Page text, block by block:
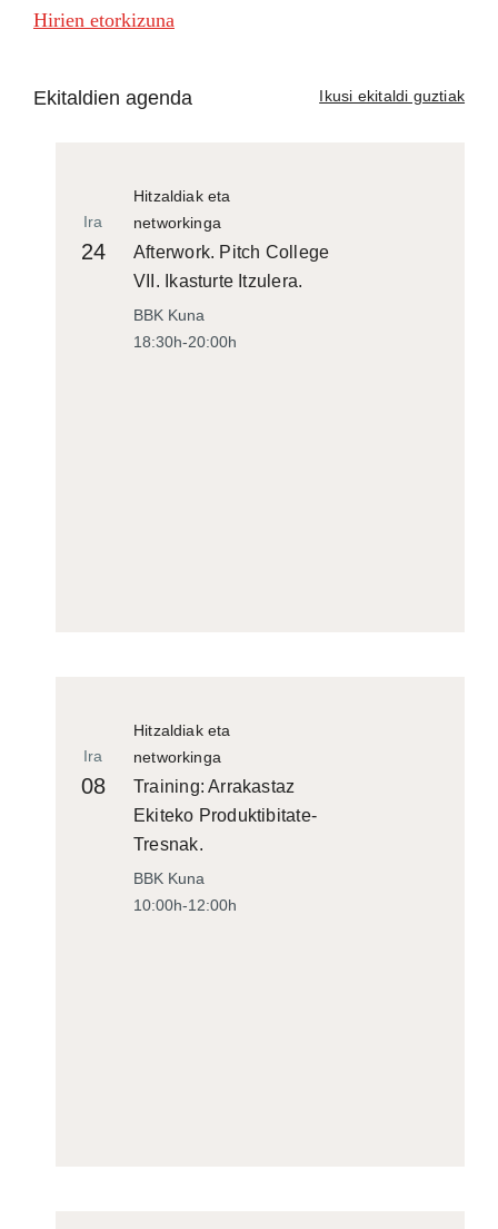
Hirien etorkizuna
Ekitaldien agenda Ikusi ekitaldi guztiak
Hitzaldiak eta
networkinga
Ira
24
Afterwork. Pitch College
VII. Ikasturte Itzulera.
BBK Kuna
18:30h-20:00h
Hitzaldiak eta
networkinga
Ira
08
Training: Arrakastaz
Ekiteko Produktibitate-
Tresnak.
BBK Kuna
10:00h-12:00h